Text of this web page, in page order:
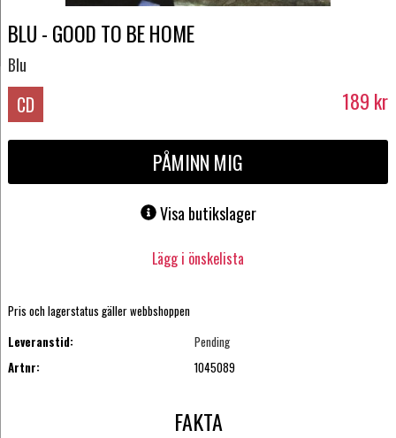
BLU - GOOD TO BE HOME
Blu
CD 189 kr
PÅMINN MIG
Visa butikslager
Lägg i önskelista
Pris och lagerstatus gäller webbshoppen
Leveranstid:
Pending
Artnr:
1045089
FAKTA